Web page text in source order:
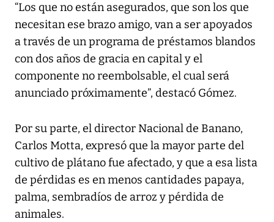
“Los que no están asegurados, que son los que
necesitan ese brazo amigo, van a ser apoyados
a través de un programa de préstamos blandos
con dos años de gracia en capital y el
componente no reembolsable, el cual será
anunciado próximamente”, destacó Gómez.
Por su parte, el director Nacional de Banano,
Carlos Motta, expresó que la mayor parte del
cultivo de plátano fue afectado, y que a esa lista
de pérdidas es en menos cantidades papaya,
palma, sembradíos de arroz y pérdida de
animales.